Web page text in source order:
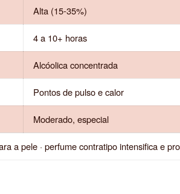
Alta (15-35%)
4 a 10+ horas
Alcóolica concentrada
Pontos de pulso e calor
Moderado, especial
a pele · perfume contratipo intensifica e